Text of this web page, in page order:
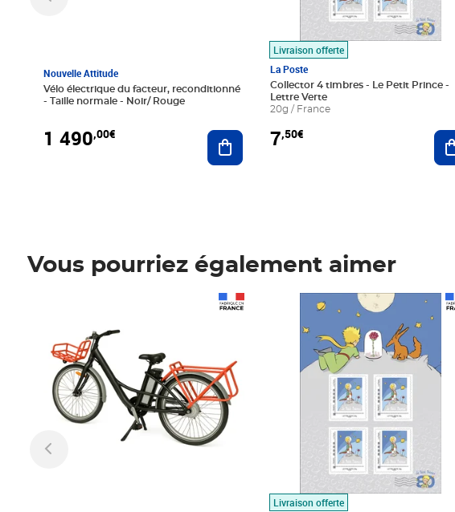
Nouvelle Attitude
Vélo électrique du facteur, reconditionné
- Taille normale - Noir/ Rouge
1 490,00€ Ajouter au panier
Livraison offerte
La Poste
Collector 4 timbres - Le Petit Prince -
Lettre Verte
20g / France
7,50€
Vous pourriez également aimer
Livraison offerte
Prix 7,50€